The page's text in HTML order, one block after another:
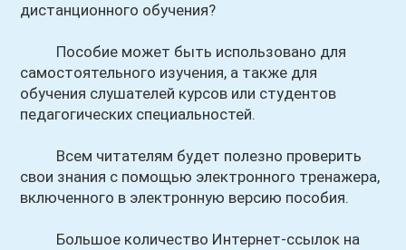
дистанционного обучения?
Пособие может быть использовано для
самостоятельного изучения, а также для
обучения слушателей курсов или студентов
педагогических специальностей.
Всем читателям будет полезно проверить
свои знания с помощью электронного тренажера,
включенного в электронную версию пособия.
Большое количество Интернет-ссылок на